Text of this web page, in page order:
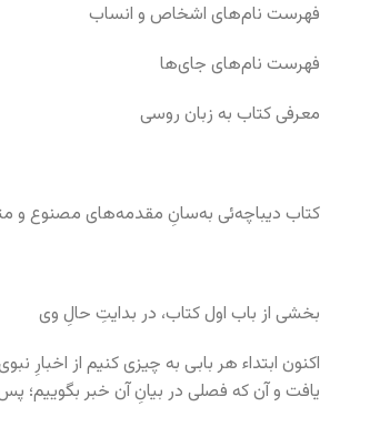
فهرست نام‌های اشخاص و انساب
فهرست نام‌های جای‌ها
معرفی کتاب به زبان روسی
کتاب دیباچه‌ئی به‌سانِ مقدمه‌های مصنوع
بخشی از باب اول کتاب، در بدایتِ حالِ وی
اکنون ابتداء هر بابی به چیزی کنیم از
یافت و آن که فصلی در بیانِ آن خبر بگوییم؛